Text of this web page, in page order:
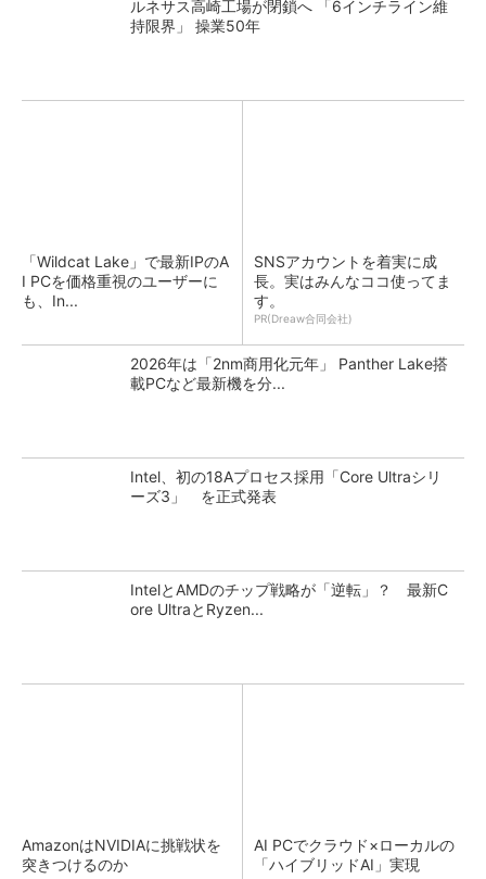
ルネサス高崎工場が閉鎖へ 「6インチライン維
持限界」 操業50年
「Wildcat Lake」で最新IPのA
I PCを価格重視のユーザーに
も、In...
SNSアカウントを着実に成
長。実はみんなココ使ってま
す。
PR(Dreaw合同会社)
2026年は「2nm商用化元年」 Panther Lake搭
載PCなど最新機を分...
Intel、初の18Aプロセス採用「Core Ultraシリ
ーズ3」 を正式発表
IntelとAMDのチップ戦略が「逆転」？ 最新C
ore UltraとRyzen...
AmazonはNVIDIAに挑戦状を
突きつけるのか
AI PCでクラウド×ローカルの
「ハイブリッドAI」実現